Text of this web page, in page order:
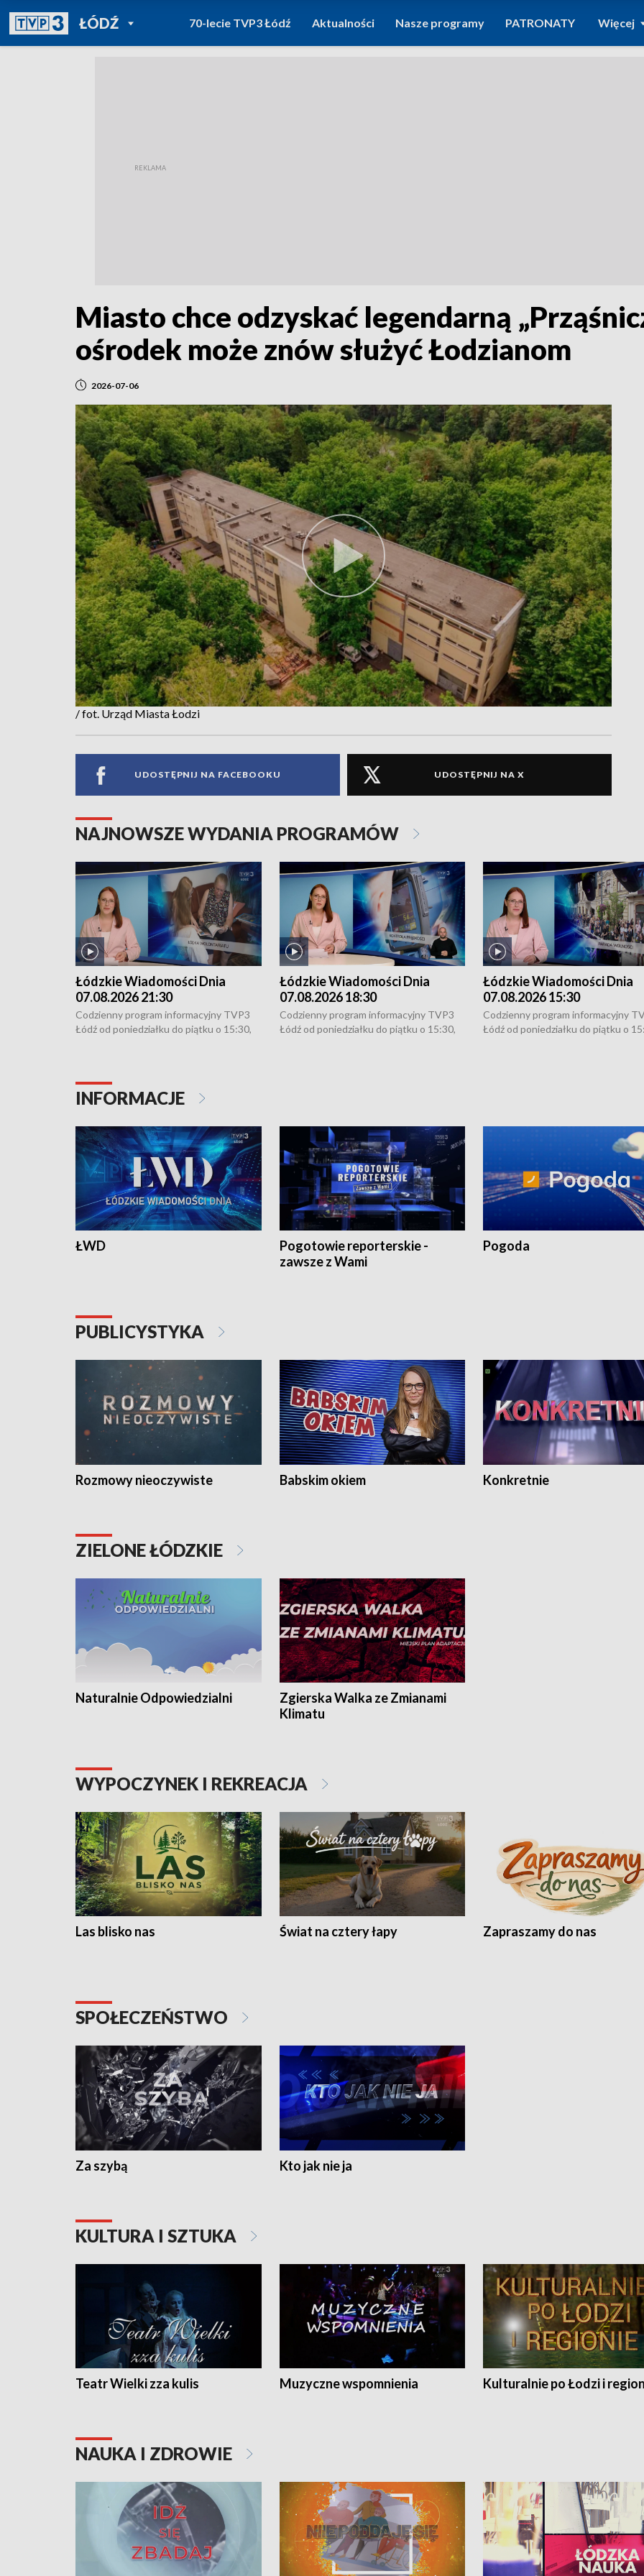
ŁÓDŹPOWRÓT DO
TVP REGIONY
70-lecie TVP3 Łódź Aktualności Nasze programy PATRONATY Więcej
Miasto chce odzyskać legendarną
ośrodek może znów służyć Łodzianom
2026-07-06
/ fot. Urząd Miasta Łodzi
UDOSTĘPNIJ NA FACEBOOKU UDOSTĘPNIJ NA X
NAJNOWSZE WYDANIA PROGRAMÓW
Łódzkie Wiadomości Dnia
07.08.2026 21:30
Codzienny program informacyjny TVP3
Łódź od poniedziałku do piątku o 15:30,
Łódzkie Wiadomości Dnia
07.08.2026 18:30
Codzienny program informacyjny TVP3
Łódź od poniedziałku do piątku o 15:30,
Łódzkie Wiadomości Dnia
07.08.2026 15:30
Codzienny program informacyjny
Łódź od poniedziałku do piątku o
INFORMACJE
ŁWD
Pogotowie reporterskie -
zawsze z Wami
Pogoda
PUBLICYSTYKA
Rozmowy nieoczywiste Babskim okiem Konkretnie
ZIELONE ŁÓDZKIE
Naturalnie Odpowiedzialni
Zgierska Walka ze Zmianami
Klimatu
WYPOCZYNEK I REKREACJA
Las blisko nas Świat na cztery łapy Zapraszamy do nas
SPOŁECZEŃSTWO
Za szybą Kto jak nie ja
KULTURA I SZTUKA
Teatr Wielki zza kulis Muzyczne wspomnienia Kulturalnie po Łodzi i
NAUKA I ZDROWIE